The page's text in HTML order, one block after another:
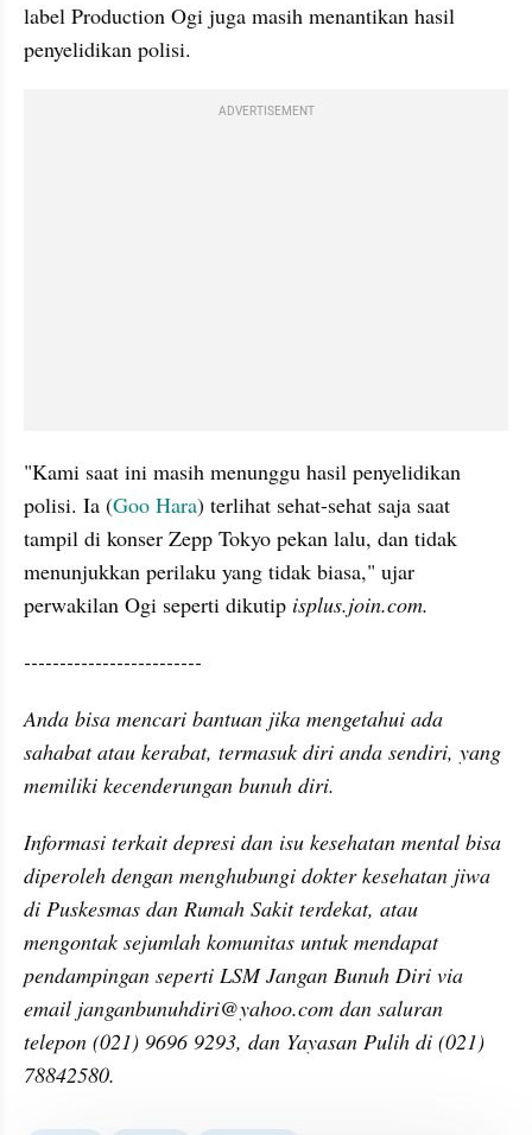
label Production Ogi juga masih menantikan hasil
penyelidikan polisi.
ADVERTISEMENT
"Kami saat ini masih menunggu hasil penyelidikan
polisi. Ia (Goo Hara) terlihat sehat-sehat saja saat
tampil di konser Zepp Tokyo pekan lalu, dan tidak
menunjukkan perilaku yang tidak biasa," ujar
perwakilan Ogi seperti dikutip isplus.join.com.
-------------------------
Anda bisa mencari bantuan jika mengetahui ada
sahabat atau kerabat, termasuk diri anda sendiri, yang
memiliki kecenderungan bunuh diri.
Informasi terkait depresi dan isu kesehatan mental bisa
diperoleh dengan menghubungi dokter kesehatan jiwa
di Puskesmas dan Rumah Sakit terdekat, atau
mengontak sejumlah komunitas untuk mendapat
pendampingan seperti LSM Jangan Bunuh Diri via
email janganbunuhdiri@yahoo.com dan saluran
telepon (021) 9696 9293, dan Yayasan Pulih di (021)
78842580.